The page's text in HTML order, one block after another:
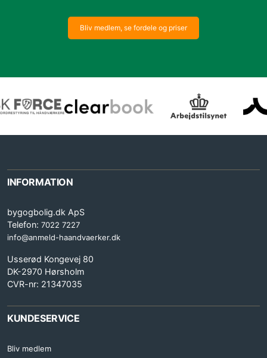
Bliv medlem, se fordele og priser
INFORMATION
bygogbolig.dk ApS
Telefon: 7022 7227
info@anmeld-haandvaerker.dk
Usserød Kongevej 80
DK-2970 Hørsholm
CVR-nr: 21347035
KUNDESERVICE
Bliv medlem